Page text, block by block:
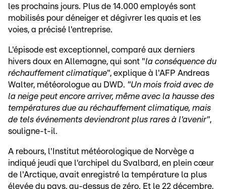
les prochains jours. Plus de 14.000 employés sont
mobilisés pour déneiger et dégivrer les quais et les
voies, a précisé l'entreprise.
L'épisode est exceptionnel, comparé aux derniers
hivers doux en Allemagne, qui sont "la conséquence du
réchauffement climatique", explique à l'AFP Andreas
Walter, météorologue au DWD. "Un mois froid avec de
la neige peut encore arriver, même avec la hausse des
températures due au réchauffement climatique, mais
de tels événements deviendront plus rares à l'avenir",
souligne-t-il.
A rebours, l'Institut météorologique de Norvège a
indiqué jeudi que l'archipel du Svalbard, en plein cœur
de l'Arctique, avait enregistré la température la plus
élevée du pays, au-dessus de zéro. Et le 22 décembre,